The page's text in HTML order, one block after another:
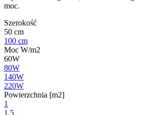
moc.
Szerokość
50 cm
100 cm
Moc W/m2
60W
80W
140W
220W
Powierzchnia [m2]
1
1,5